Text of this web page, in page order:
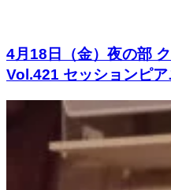
4月18日（金）夜の部
Vol.421 セッションピ